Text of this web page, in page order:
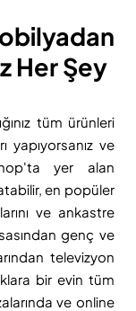
Her Şey
tüm ürünleri
yapıyorsanız ve
yer alan
en popüler
ve ankastre
genç ve
televizyon
bir evin tüm
ve online